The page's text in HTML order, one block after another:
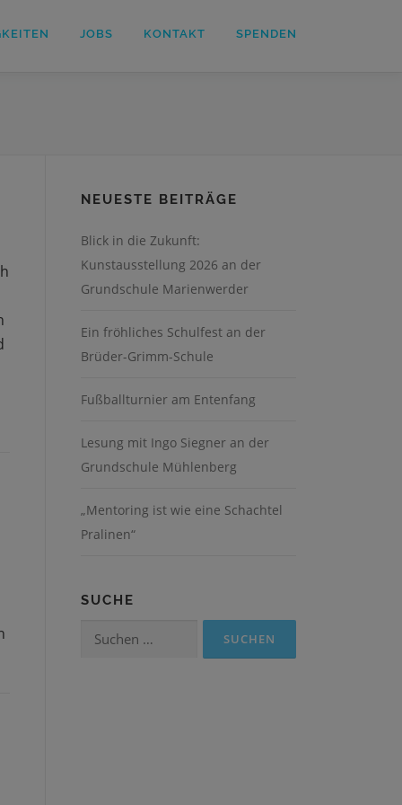
JOBS KONTAKT SPENDEN
NEUESTE BEITRÄGE
Blick in die Zukunft:
Kunstausstellung 2026 an der
Grundschule Marienwerder
Ein fröhliches Schulfest an der
Brüder-Grimm-Schule
Fußballturnier am Entenfang
Lesung mit Ingo Siegner an der
Grundschule Mühlenberg
„Mentoring ist wie eine Schachtel
Pralinen“
SUCHE
Suchen